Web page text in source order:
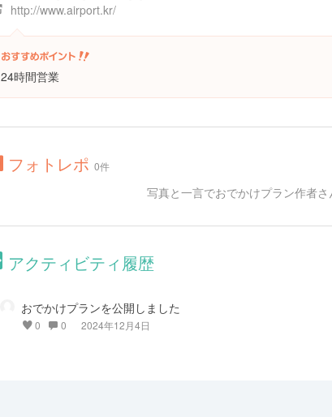
http://www.airport.kr/
24時間営業
フォトレポ 0件
写真と一言でおでかけプラン作者
アクティビティ履歴
おでかけプランを公開しました
0 0 2024年12月4日